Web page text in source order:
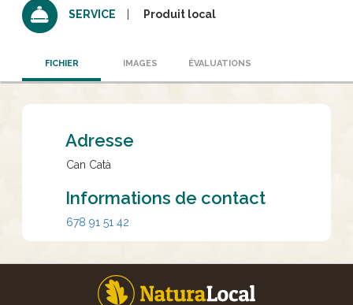
SERVICE Produit local
FICHIER IMAGES ÉVALUATIONS
Adresse
Can Catà
Informations de contact
678 91 51 42